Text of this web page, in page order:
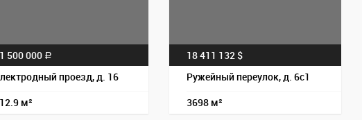
500 000 a
проезд, д. 16
м²
18 411 132 $
Ружейный переулок, д. 6с1
3698 м²